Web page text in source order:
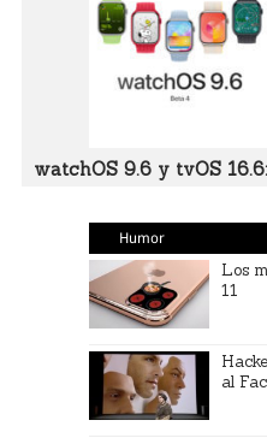
watchOS 9.6 y tvOS
Humor
Los
11
al